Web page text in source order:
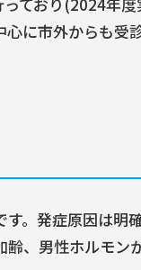
に市外からも受
。発症原因は明
、男性ホルモン